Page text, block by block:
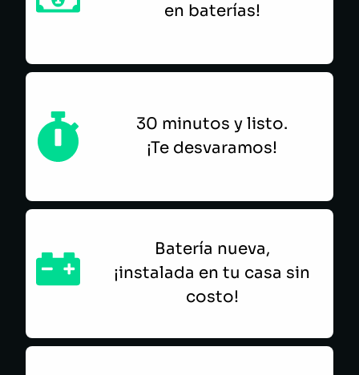
en baterías!
30 minutos y listo.
¡Te desvaramos!
Batería nueva,
¡instalada en tu casa sin
costo!